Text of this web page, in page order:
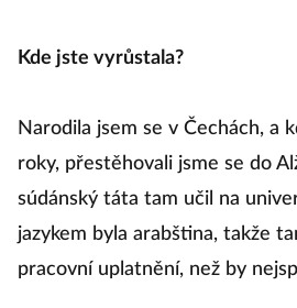
Kde jste vyrůstala?
Narodila jsem se v Čechách, a
roky, přestěhovali jsme se do
súdánský táta tam učil na
jazykem byla arabština, takže
pracovní uplatnění, než by